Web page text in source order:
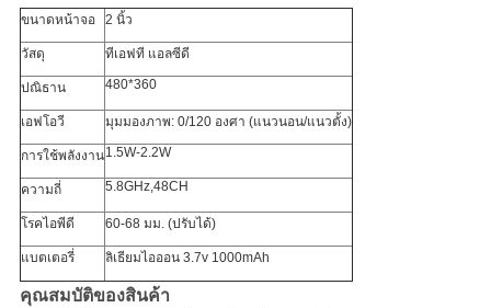
ขนาดหน้าจอ 2 นิ้ว
วัสดุ ทีเอฟที แอลซีดี
ปณิธาน 480*360
เอฟโอวี มุมมองภาพ: 0/120 องศา (แนวนอน/แนวตั้ง)
การใช้พลังงาน1.5W-2.2W
ความถี่ 5.8GHz,48CH
โรคไอพีดี 60-68 มม. (ปรับได้)
แบตเตอรี่ ลิเธียมไอออน 3.7v 1000mAh
คุณสมบัติของสินค้า